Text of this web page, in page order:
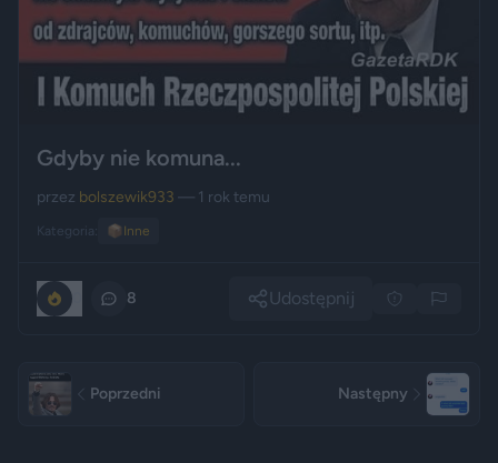
Gdyby nie komuna...
przez bolszewik933 — 1 rok temu
Kategoria: 📦 Inne
8 Udostępnij
Poprzedni Następny